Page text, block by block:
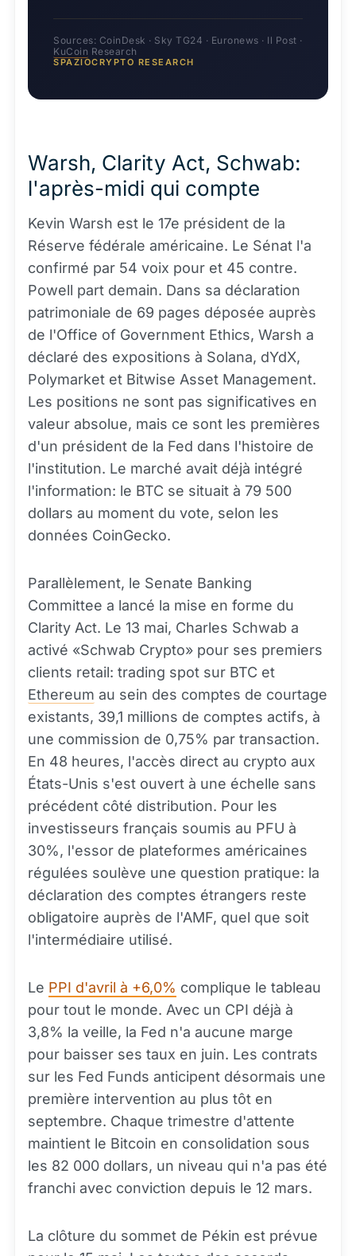
Sources: CoinDesk · Sky TG24 · Euronews · Il Post ·
KuCoin Research
SPAZIOCRYPTO RESEARCH
Warsh, Clarity Act, Schwab:
l'après-midi qui compte
Kevin Warsh est le 17e président de la
Réserve fédérale américaine. Le Sénat l'a
confirmé par 54 voix pour et 45 contre.
Powell part demain. Dans sa déclaration
patrimoniale de 69 pages déposée auprès
de l'Office of Government Ethics, Warsh a
déclaré des expositions à Solana, dYdX,
Polymarket et Bitwise Asset Management.
Les positions ne sont pas significatives en
valeur absolue, mais ce sont les premières
d'un président de la Fed dans l'histoire de
l'institution. Le marché avait déjà intégré
l'information: le BTC se situait à 79 500
dollars au moment du vote, selon les
données CoinGecko.
Parallèlement, le Senate Banking
Committee a lancé la mise en forme du
Clarity Act. Le 13 mai, Charles Schwab a
activé «Schwab Crypto» pour ses premiers
clients retail: trading spot sur BTC et
Ethereum au sein des comptes de courtage
existants, 39,1 millions de comptes actifs, à
une commission de 0,75% par transaction.
En 48 heures, l'accès direct au crypto aux
États-Unis s'est ouvert à une échelle sans
précédent côté distribution. Pour les
investisseurs français soumis au PFU à
30%, l'essor de plateformes américaines
régulées soulève une question pratique: la
déclaration des comptes étrangers reste
obligatoire auprès de l'AMF, quel que soit
l'intermédiaire utilisé.
Le PPI d'avril à +6,0% complique le tableau
pour tout le monde. Avec un CPI déjà à
3,8% la veille, la Fed n'a aucune marge
pour baisser ses taux en juin. Les contrats
sur les Fed Funds anticipent désormais une
première intervention au plus tôt en
septembre. Chaque trimestre d'attente
maintient le Bitcoin en consolidation sous
les 82 000 dollars, un niveau qui n'a pas été
franchi avec conviction depuis le 12 mars.
La clôture du sommet de Pékin est prévue